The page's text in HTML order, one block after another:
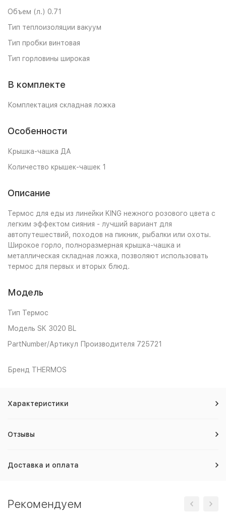
Объем (л.) 0.71
Тип теплоизоляции вакуум
Тип пробки винтовая
Тип горловины широкая
В комплекте
Комплектация складная ложка
Особенности
Крышка-чашка ДА
Количество крышек-чашек 1
Описание
Термос для еды из линейки KING нежного розового цвета с
легким эффектом сияния - лучший вариант для
автопутешествий, походов на пикник, рыбалки или охоты.
Широкое горло, полноразмерная крышка-чашка и
металлическая складная ложка, позволяют использовать
термос для первых и вторых блюд.
Модель
Тип Термос
Модель SK 3020 BL
PartNumber/Артикул Производителя 725721
Бренд THERMOS
Характеристики
Отзывы
Доставка и оплата
Рекомендуем